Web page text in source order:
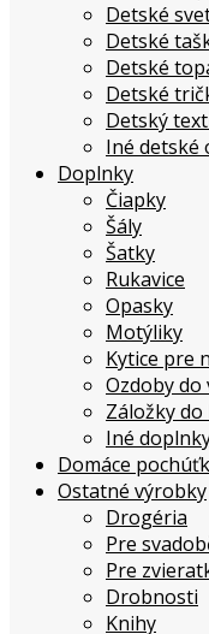
Detské
Detské
Detské
Detské
Detský
Iné detské
Doplnky
Čiapky
Šály
Šatky
Rukavice
Opasky
Motýliky
Kytice pre
Ozdoby do
Záložky
Iné
Domáce
Ostatné výrobky
Drogéria
Pre
Pre
Drobnosti
Knihy